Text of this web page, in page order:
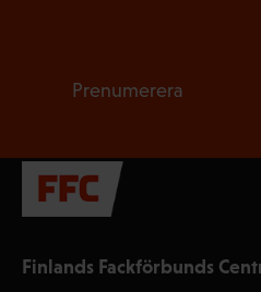
Finlands Fackförbunds
Prenumerera